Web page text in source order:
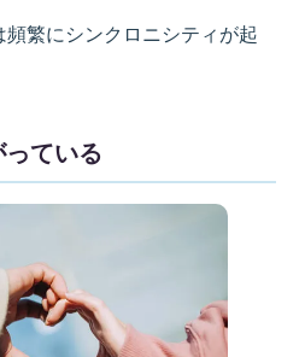
繁にシンクロニシティが起
ている